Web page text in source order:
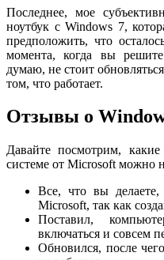
Последнее, мое
ноутбук с Windows 7,
предположить, что
момента, когда вы
думаю, не стоит
том, что работает.
Отзывы о
Давайте посмотрим,
системе от Microsoft можно
Все, что вы делаете,
Microsoft, так как
Поставил,
включаться и совсем
Обновился, после